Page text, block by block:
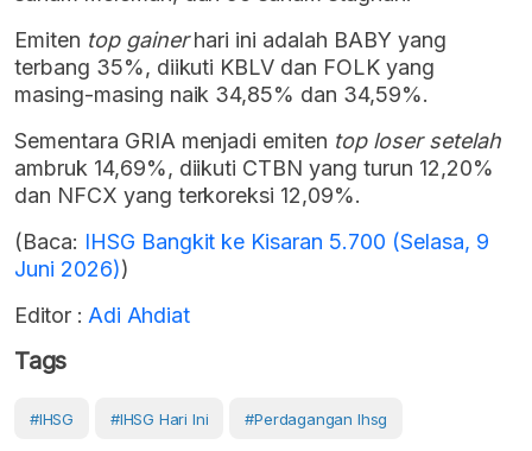
Emiten top gainerhari ini adalah BABY yang
terbang 35%, diikuti KBLV dan FOLK yang
masing-masing naik 34,85% dan 34,59%.
Sementara GRIA menjadi emiten top loser setelah
ambruk 14,69%, diikuti CTBN yang turun 12,20%
dan NFCX yang terkoreksi 12,09%.
(Baca: IHSG Bangkit ke Kisaran 5.700 (Selasa, 9
Juni 2026))
Editor : Adi Ahdiat
Tags
#IHSG #IHSG Hari Ini #perdagangan Ihsg